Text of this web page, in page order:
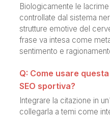
Biologicamente le
controllate dal sistema
strutture emotive del
frase va intesa come
sentimento e
Q: Come usare
SEO sportiva?
Integrare la citazione in
collegarla a temi come